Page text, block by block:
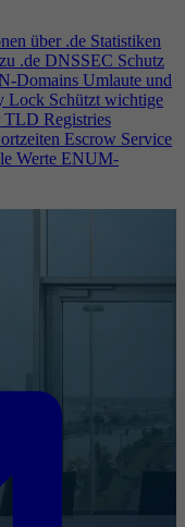
über .de Statistiken
.de DNSSEC Schutz
Domains Umlaute und
Lock Schützt wichtige
Registries
Escrow Service
Werte ENUM-